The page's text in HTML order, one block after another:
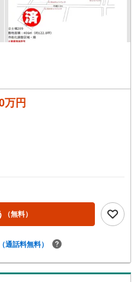
万円
（無料）
（通話料無料）